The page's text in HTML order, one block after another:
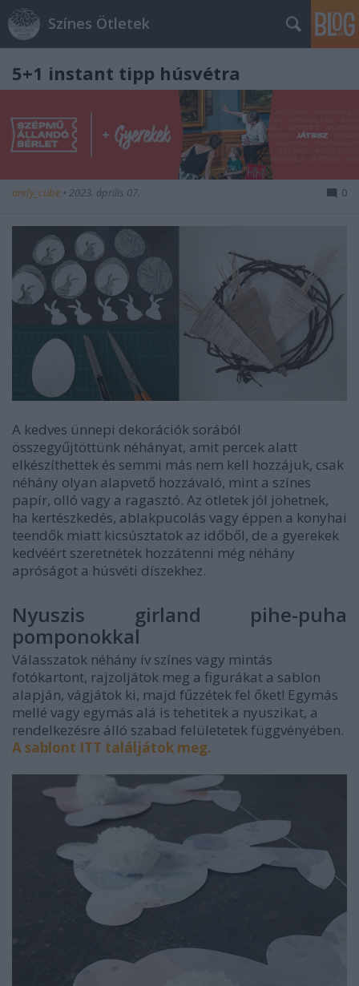
Színes Ötletek
5+1 instant tipp húsvétra
andy_cube • 2023. április 07. 0
A kedves ünnepi dekorációk sorából
összegyűjtöttünk néhányat, amit percek alatt
elkészíthettek és semmi más nem kell hozzájuk, csak
néhány olyan alapvető hozzávaló, mint a színes
papír, olló vagy a ragasztó. Az ötletek jól jöhetnek,
ha kertészkedés, ablakpucolás vagy éppen a konyhai
teendők miatt kicsúsztatok az időből, de a gyerekek
kedvéért szeretnétek hozzátenni még néhány
apróságot a húsvéti díszekhez.
Nyuszis girland pihe-puha
pomponokkal
Válasszatok néhány ív színes vagy mintás
fotókartont, rajzoljátok meg a figurákat a sablon
alapján, vágjátok ki, majd fűzzétek fel őket! Egymás
mellé vagy egymás alá is tehetitek a nyuszikat, a
rendelkezésre álló szabad felületetek függvényében.
A sablont ITT találjátok meg.